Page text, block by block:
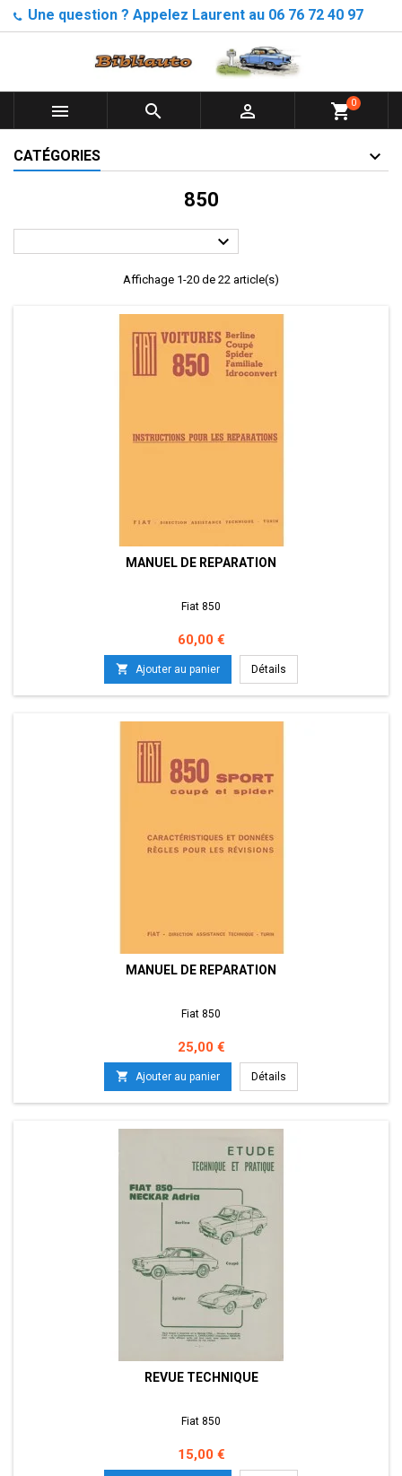
Une question ? Appelez Laurent au 06 76 72 40 97
   shopping_cart0
CATÉGORIES
850

Affichage 1-20 de 22 article(s)
MANUEL DE REPARATION
Fiat 850
Prix
60,00 €
 Ajouter au panier Détails
MANUEL DE REPARATION
Fiat 850
Prix
25,00 €
 Ajouter au panier Détails
REVUE TECHNIQUE
Fiat 850
Prix
15,00 €